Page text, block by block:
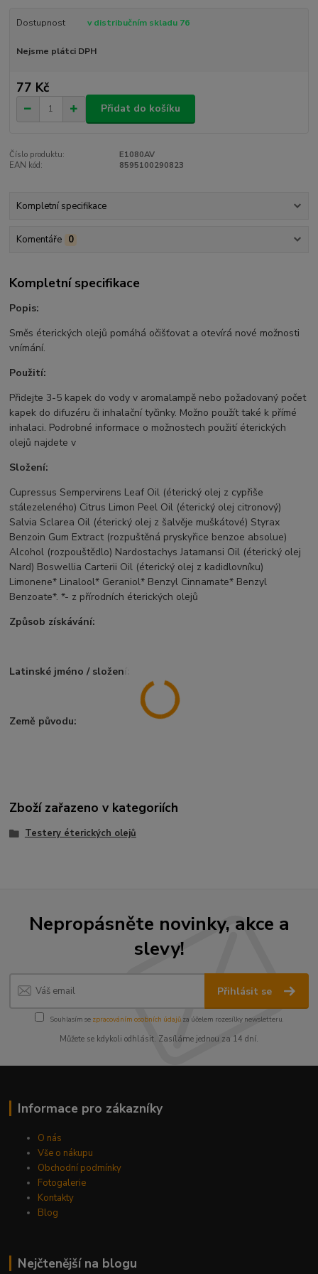
Dostupnost v distribučním skladu 76
Nejsme plátci DPH
77 Kč
Přidat do košíku
Číslo produktu:
E1080AV
EAN kód:
8595100290823
Kompletní specifikace
Komentáře 0
Kompletní specifikace
Popis:
Směs éterických olejů pomáhá očišťovat a otevírá nové možnosti
vnímání.
Použití:
Přidejte 3-5 kapek do vody v aromalampě nebo požadovaný počet
kapek do difuzéru či inhalační tyčinky. Možno použít také k přímé
inhalaci. Podrobné informace o možnostech použití éterických
olejů najdete v
Složení:
Cupressus Sempervirens Leaf Oil (éterický olej z cypřiše
stálezeleného) Citrus Limon Peel Oil (éterický olej citronový)
Salvia Sclarea Oil (éterický olej z šalvěje muškátové) Styrax
Benzoin Gum Extract (rozpuštěná pryskyřice benzoe absolue)
Alcohol (rozpouštědlo) Nardostachys Jatamansi Oil (éterický olej
Nard) Boswellia Carterii Oil (éterický olej z kadidlovníku)
Limonene* Linalool* Geraniol* Benzyl Cinnamate* Benzyl
Benzoate*. *- z přírodních éterických olejů
Způsob získávání:
Latinské jméno / složení:
Země původu:
Zboží zařazeno v kategoriích
Testery éterických olejů
Nepropásněte novinky, akce a
slevy!
Přihlásit se
Souhlasím se zpracováním osobních údajůza účelem rozesílky newsletteru.
Můžete se kdykoli odhlásit. Zasíláme jednou za 14 dní.
Informace pro zákazníky
O nás
Vše o nákupu
Obchodní podmínky
Fotogalerie
Kontakty
Blog
Nejčtenější na blogu